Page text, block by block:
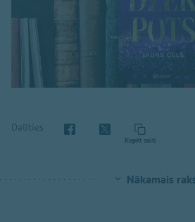
Dalīties
Kopēt saiti
Nākamais